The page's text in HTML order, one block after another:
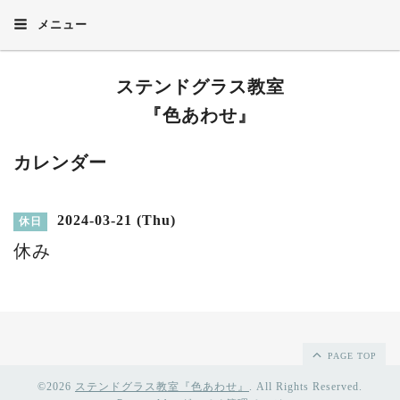
メニュー
ステンドグラス教室
『色あわせ』
カレンダー
休日 2024-03-21 (Thu)
休み
PAGE TOP
©2026 ステンドグラス教室『色あわせ』 . All Rights Reserved.